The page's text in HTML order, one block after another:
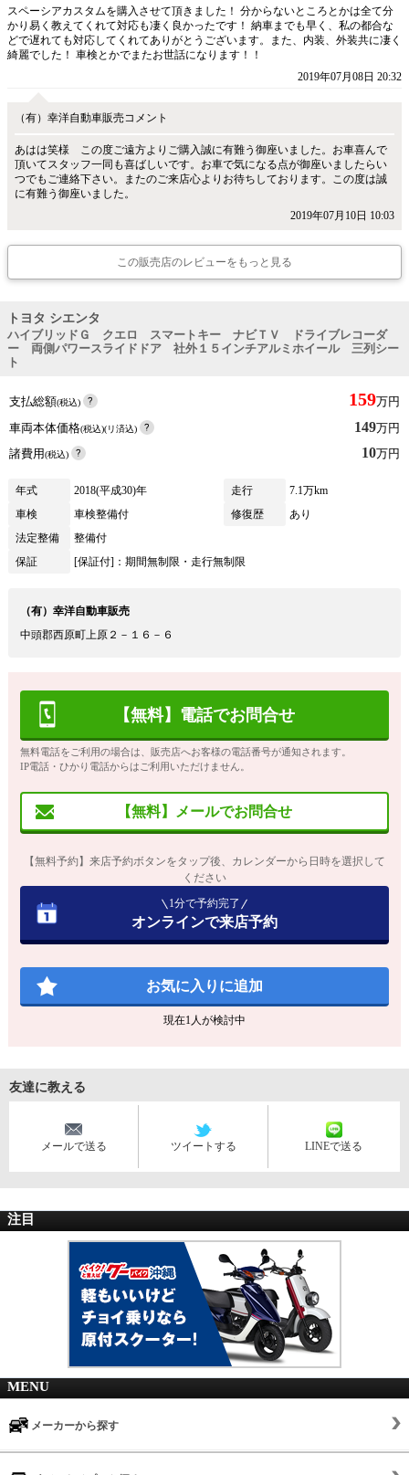
スペーシアカスタムを購入させて頂きました！ 分からないところとかは全て分
かり易く教えてくれて対応も凄く良かったです！ 納車までも早く、私の都合な
どで遅れても対応してくれてありがとうございます。また、内装、外装共に凄く
綺麗でした！ 車検とかでまたお世話になります！！
2019年07月08日 20:32
（有）幸洋自動車販売コメント
あはは笑様 この度ご遠方よりご購入誠に有難う御座いました。お車喜んで
頂いてスタッフ一同も喜ばしいです。お車で気になる点が御座いましたらい
つでもご連絡下さい。またのご来店心よりお待ちしております。この度は誠
に有難う御座いました。
2019年07月10日 10:03
この販売店のレビューをもっと見る
トヨタ シエンタ
ハイブリッドＧ クエロ スマートキー ナビＴＶ ドライブレコーダ
ー 両側パワースライドドア 社外１５インチアルミホイール 三列シー
ト
支払総額(税込) 159万円
車両本体価格(税込)(リ済込) 149万円
諸費用(税込) 10万円
年式 2018(平成30)年 走行
7.1万km
車検
車検整備付 修復歴
あり
法定整備
整備付
保証
[保証付]：期間無制限・走行無制限
（有）幸洋自動車販売
中頭郡西原町上原２－１６－６
【無料】電話でお問合せ
無料電話をご利用の場合は、販売店へお客様の電話番号が通知されます。
IP電話・ひかり電話からはご利用いただけません。
【無料】メールでお問合せ
【無料予約】来店予約ボタンをタップ後、カレンダーから日時を選択して
ください
1分で予約完了
オンラインで来店予約
お気に入りに追加
現在1人が検討中
友達に教える
メールで送る ツイートする LINEで送る
注目
MENU
メーカーから探す